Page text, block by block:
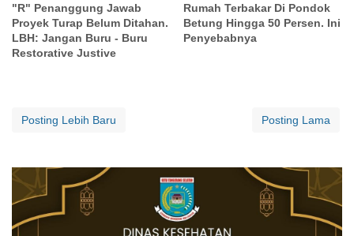
"R" Penanggung Jawab
Proyek Turap Belum Ditahan.
LBH: Jangan Buru - Buru
Restorative Justive
Rumah Terbakar Di Pondok
Betung Hingga 50 Persen. Ini
Penyebabnya
Posting Lebih Baru Posting Lama